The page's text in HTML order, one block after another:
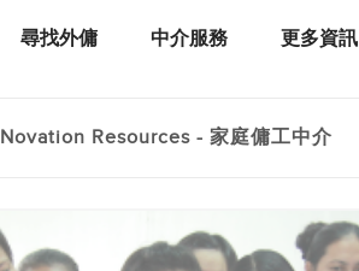
尋找外傭 中介服務 更多資訊
Novation Resources - 家庭傭工中介